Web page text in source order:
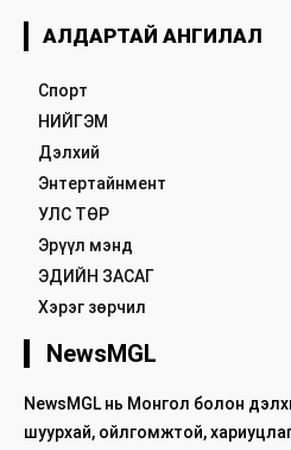
АЛДАРТАЙ АНГИЛАЛ
Спорт
НИЙГЭМ
Дэлхий
Энтертайнмент
УЛС ТӨР
Эрүүл мэнд
ЭДИЙН ЗАСАГ
Хэрэг зөрчил
NewsMGL
NewsMGL нь Монгол болон
шуурхай, ойлгомжтой,